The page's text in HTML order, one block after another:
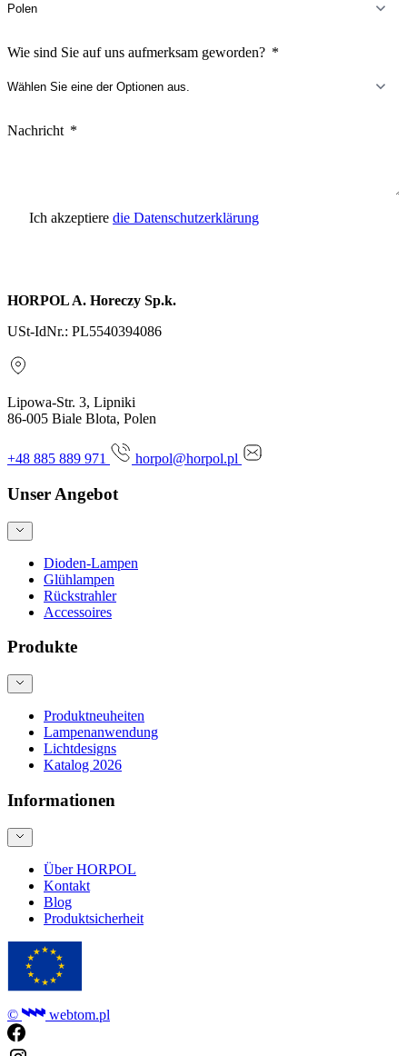
Wie sind Sie auf uns aufmerksam geworden?
Nachricht
Ich akzeptiere die Datenschutzerklärung
HORPOL A. Horeczy Sp.k.
USt-IdNr.: PL5540394086
Lipowa-Str. 3, Lipniki
86-005 Biale Blota, Polen
+48 885 889 971 horpol@horpol.pl
Unser Angebot
Dioden-Lampen
Glühlampen
Rückstrahler
Accessoires
Produkte
Produktneuheiten
Lampenanwendung
Lichtdesigns
Katalog 2026
Informationen
Über HORPOL
Kontakt
Blog
Produktsicherheit
© webtom.pl